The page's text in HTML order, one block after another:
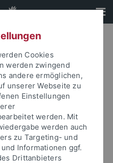
und Ihr Passwort an um sich
Cookies
werden zwingend
andere ermöglichen,
unserer Webseite zu
Einstellungen
werden. Mit
werden auch
zu Targeting- und
Informationen ggf.
Drittanbieters